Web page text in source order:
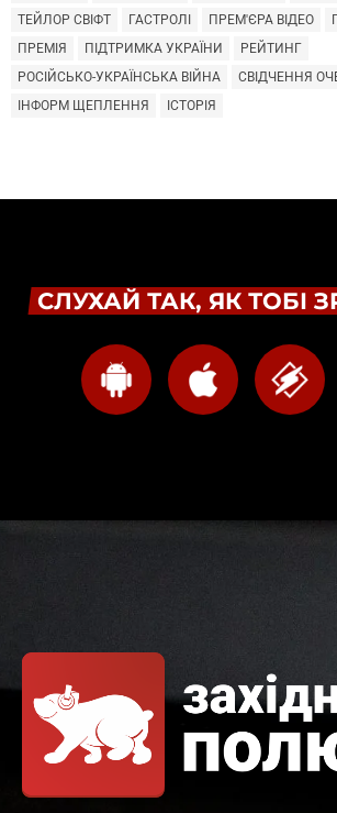
ТЕЙЛОР СВІФТ
ГАСТРОЛІ ПРЕМ'ЄРА ВІДЕО
ПРЕМІЯ
ПІДТРИМКА УКРАЇНИ
РЕЙТИНГ
РОСІЙСЬКО-УКРАЇНСЬКА ВІЙНА
СВІДЧЕННЯ
ІНФОРМ ЩЕПЛЕННЯ
ІСТОРІЯ
СЛУХАЙ ТАК, ЯК ТОБІ